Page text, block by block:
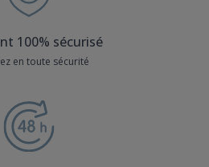
100% sécurisé
en toute sécurité